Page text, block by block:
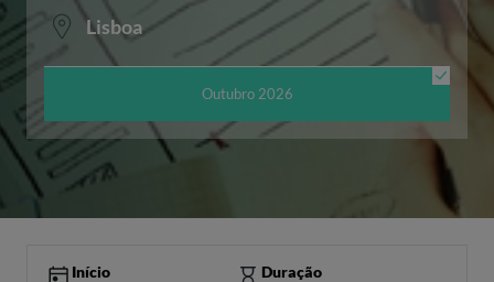
Lisboa
Outubro 2026
Início
Duração